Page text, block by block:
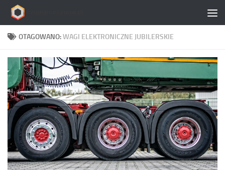
Skip to content
OTAGOWANO:WAGI ELEKTRONICZNE JUBILERSKIE